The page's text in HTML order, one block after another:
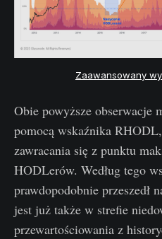
Zaawansowany
Obie powyższe obserwacje
pomocą wskaźnika
zawracania się z punktu
HODLerów. Według tego
prawdopodobnie przeszedł
jest już także w strefie
przewartościowania z